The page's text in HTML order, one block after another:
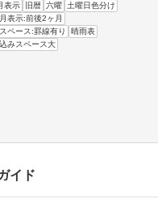
表示 旧暦 六曜 土曜日色分け
表示:前後2ヶ月
ペース:罫線有り
晴雨表
みスペース大
イド